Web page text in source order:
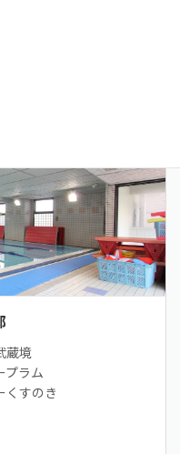
蔵境
プラム
くすのき